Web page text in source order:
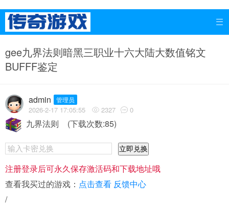

gee九界法则暗黑三职业十六大陆大数值铭文
BUFFF鉴定
admin 管理员
2026-2-17 17:05:55  2327  0
九界法则 (下载次数:85)
立即兑换
注册登录后可永久保存激活码和下载地址哦
查看我买过的游戏： 点击查看 反馈中心
/